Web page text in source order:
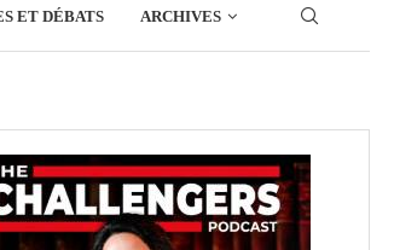
ET DÉBATS ARCHIVES